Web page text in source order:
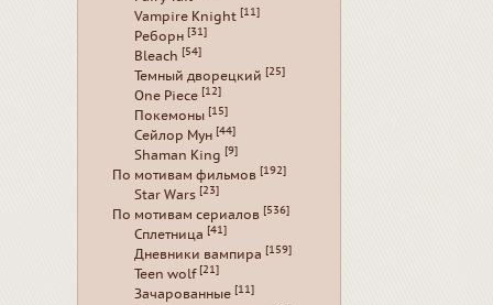
Vampire Knight [11]
Реборн [31]
Bleach [54]
Темный дворецкий [25]
One Piece [12]
Покемоны [15]
Сейлор Мун [44]
Shaman King [9]
По мотивам фильмов [192]
Star Wars [23]
По мотивам сериалов [536]
Сплетница [41]
Дневники вампира [159]
Teen wolf [21]
Зачарованные [11]